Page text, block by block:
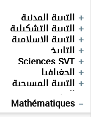
التربية المدنية
Devoirs
التربية التشكيلية
Devoirs
Informatique
Vidéos
التربية الإسلامية
Devoirs
Physique
Vidéos
التاريخ
Devoirs
Français
Devoirs
Exercices
Sciences SVT
Devoirs
الجغرافيا
Devoirs
التربية المسرحية
Devoirs
Technologie
Cours
Devoirs
Séries
العربية
Cours
Devoirs
Anglais
Devoirs
Séries
Mathématiques